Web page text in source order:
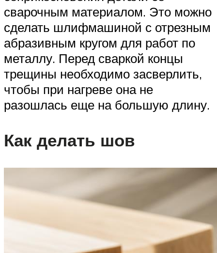
сварочным материалом. Это можно
сделать шлифмашиной с отрезным
абразивным кругом для работ по
металлу. Перед сваркой концы
трещины необходимо засверлить,
чтобы при нагреве она не
разошлась еще на большую длину.
Как делать шов